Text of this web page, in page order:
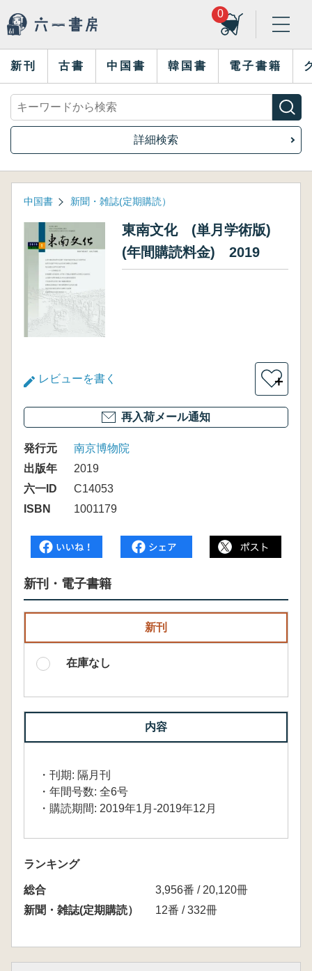
0
新刊 古書 中国書 韓国書 電子書籍
詳細検索
中国書 新聞・雑誌(定期購読）
東南文化 (単月学術版)
(年間購読料金) 2019
レビューを書く ＋
再入荷メール通知
発行元
南京博物院
出版年
2019
六一ID
C14053
ISBN
1001179
新刊・電子書籍
新刊
在庫なし
内容
・刊期: 隔月刊
・年間号数: 全6号
・購読期間: 2019年1月-2019年12月
ランキング
総合
3,956番 / 20,120冊
新聞・雑誌(定期購読）
12番 / 332冊